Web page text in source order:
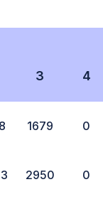
3 4
1679 0
2950 0